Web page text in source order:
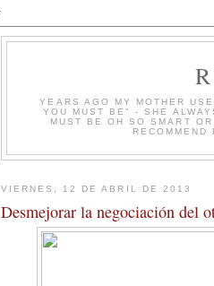
YEARS AGO MY MOTHER
YOU MUST BE" - SHE
MUST BE OH SO SMART
VIERNES, 12 DE ABRIL DE 2013
Desmejorar la negociación del